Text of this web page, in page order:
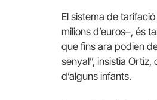
El sistema de
milions d’euros–, és
que fins ara podien
senyal”, insistia
d’alguns infants.